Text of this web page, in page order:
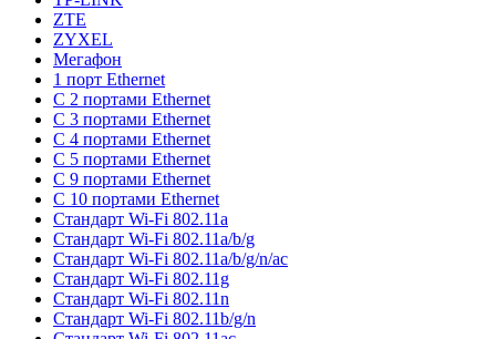
ZTE
ZYXEL
Мегафон
1 порт Ethernet
С 2 портами Ethernet
С 3 портами Ethernet
С 4 портами Ethernet
С 5 портами Ethernet
С 9 портами Ethernet
С 10 портами Ethernet
Стандарт Wi-Fi 802.11a
Стандарт Wi-Fi 802.11a/b/g
Стандарт Wi-Fi 802.11a/b/g/n/ac
Стандарт Wi-Fi 802.11g
Стандарт Wi-Fi 802.11n
Стандарт Wi-Fi 802.11b/g/n